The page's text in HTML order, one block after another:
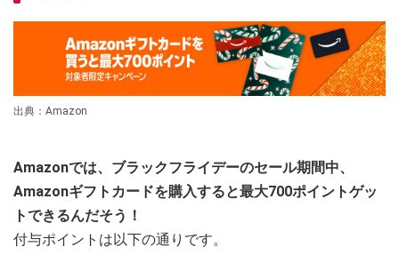
出典：Amazon
Amazonでは、ブラックフライデーのセール期間中、
Amazonギフトカードを購入すると最大700ポイントゲッ
トできるんだそう！
付与ポイントは以下の通りです。